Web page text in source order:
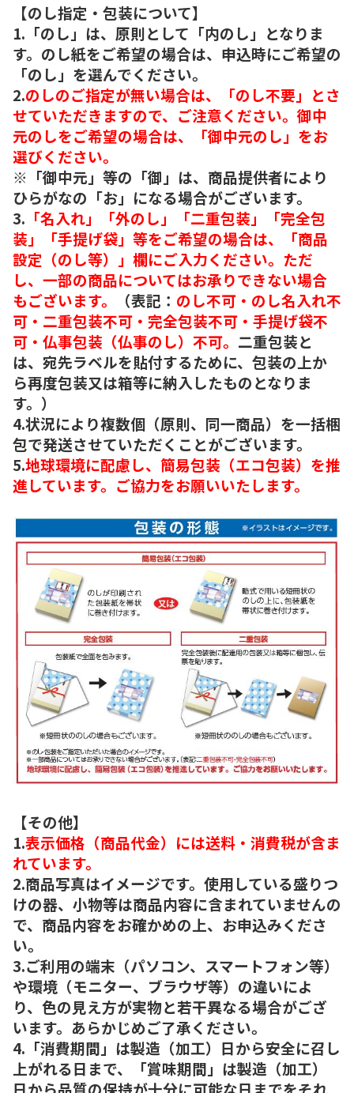
【のし指定・包装について】
1.「のし」は、原則として「内のし」となりま
す。のし紙をご希望の場合は、申込時にご希望の
「のし」を選んでください。
2.のしのご指定が無い場合は、「のし不要」とさ
せていただきますので、ご注意ください。御中
元のしをご希望の場合は、「御中元のし」をお
選びください。
※「御中元」等の「御」は、商品提供者により
ひらがなの「お」になる場合がございます。
3. 「名入れ」「外のし」「二重包装」「完全包
装」「手提げ袋」等をご希望の場合は、「商品
設定（のし等）」欄にご入力ください。ただ
し、一部の商品についてはお承りできない場合
もございます。
（表記： のし不可・のし名入れ不
可・二重包装不可・完全包装不可・手提げ袋不
可・仏事包装（仏事のし）不可。 二重包装と
は、宛先ラベルを貼付するために、包装の上か
ら再度包装又は箱等に納入したものとなりま
す。）
4.状況により複数個（原則、同一商品）を一括梱
包で発送させていただくことがございます。
5.地球環境に配慮し、簡易包装（エコ包装）を推
進しています。ご協力をお願いいたします。
【その他】
1.表示価格（商品代金）には送料・消費税が含ま
れています。
2.商品写真はイメージです。使用している盛りつ
けの器、小物等は商品内容に含まれていませんの
で、商品内容をお確かめの上、お申込みくださ
い。
3.ご利用の端末（パソコン、スマートフォン等）
や環境（モニター、ブラウザ等）の違いによ
り、色の見え方が実物と若干異なる場合がござ
います。あらかじめご了承ください。
4.「消費期間」は製造（加工）日から安全に召し
上がれる日まで、「賞味期間」は製造（加工）